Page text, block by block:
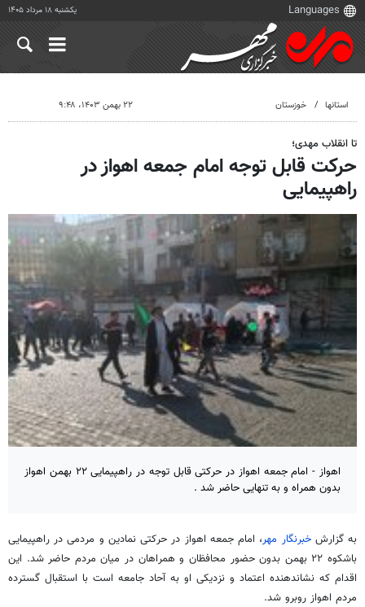
یکشنبه ۱۸ مرداد ۱۴۰۵
استانها خوزستان ۲۲ بهمن ۱۴۰۳، ۹:۴۸
تا انقلاب مهدی؛
حرکت قابل توجه امام جمعه اهواز در
راهپیمایی
اهواز - امام جمعه اهواز در حرکتی قابل توجه در راهپیمایی ۲۲ بهمن اهواز
بدون همراه و به تنهایی حاضر شد .
به گزارش خبرنگار مهر، امام جمعه اهواز در حرکتی نمادین و مردمی در راهپیمایی
باشکوه ۲۲ بهمن بدون حضور محافظان و همراهان در میان مردم حاضر شد. این
اقدام که نشاندهنده اعتماد و نزدیکی او به آحاد جامعه است با استقبال گسترده
مردم اهواز روبرو شد.